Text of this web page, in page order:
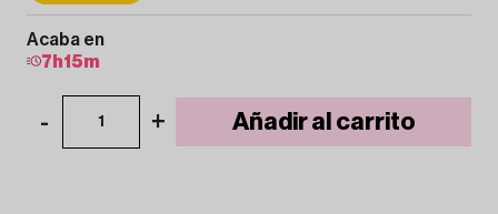
Acaba en
7 h15m
- 1 + Añadir al carrito